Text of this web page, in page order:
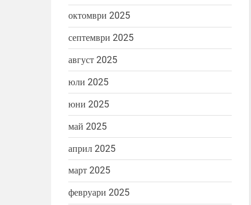
октомври 2025
септември 2025
август 2025
юли 2025
юни 2025
май 2025
април 2025
март 2025
февруари 2025